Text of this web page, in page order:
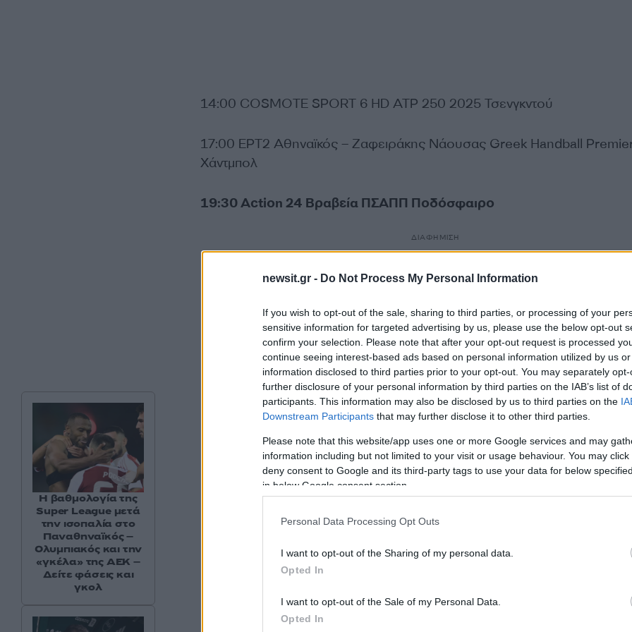
newsit.gr - Do Not Process My Personal Information
If you wish to opt-out of the sale, sharing to third parties, or processing of your
sensitive information for targeted advertising by us, please use the below opt-out
confirm your selection. Please note that after your opt-out request is processed
continue seeing interest-based ads based on personal information utilized by us
information disclosed to third parties prior to your opt-out. You may separately
further disclosure of your personal information by third parties on the IAB’s list of
participants. This information may also be disclosed by us to third parties on the
Downstream Participants that may further disclose it to other third parties.
Please note that this website/app uses one or more Google services and may
information including but not limited to your visit or usage behaviour. You may
deny consent to Google and its third-party tags to use your data for below
in below Google consent section.
Personal Data Processing Opt Outs
I want to opt-out of the Sharing of my personal data.
Opted In
I want to opt-out of the Sale of my Personal Data.
Opted In
14:00 COSMOTE SPORT 6 HD ATP 250 2025 Τσενγκντού
17:00 ΕΡΤ2 Αθηναϊκός – Ζαφειράκης Νάουσας Greek Handball
Xάντμπολ
19:30 Action 24 Βραβεία ΠΣΑΠΠ Ποδόσφαιρο
ΔΙΑΦΗΜΙΣΗ
Η βαθμολογία της
Super League μετά
την ισοπαλία στο
Παναθηναϊκός –
Ολυμπιακός και την
«γκέλα» της ΑΕΚ –
Δείτε φάσεις και
γκολ